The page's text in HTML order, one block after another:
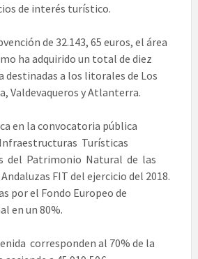
de interés turístico.
de 32.143, 65 euros, el área
ha adquirido un total de diez
destinadas a los litorales de Los
Valdevaqueros y Atlanterra.
en la convocatoria pública
Turísticas
del Patrimonio Natural de las
FIT del ejercicio del 2018.
por el Fondo Europeo de
en un 80%.
corresponden al 70% de la